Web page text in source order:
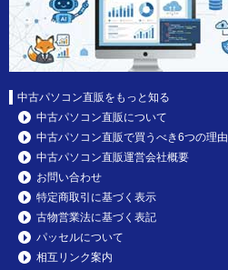
中古パソコン直販をもっと知る
中古パソコン直販について
中古パソコン直販で買うべき6つの理由
中古パソコン直販運営会社概要
お問い合わせ
特定商取引に基づく表示
古物営業法に基づく表記
パッセルについて
相互リンク案内